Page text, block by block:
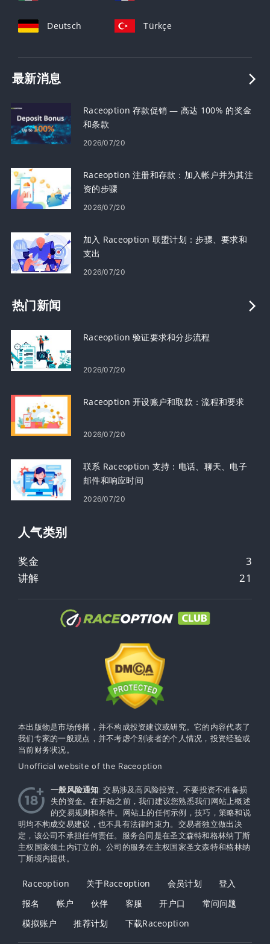
Deutsch Türkçe
最新消息
Raceoption 存款促销 — 高达 100% 的奖金
和条款
2026/07/20
Raceoption 注册和存款：加入帐户并为其注
资的步骤
2026/07/20
加入 Raceoption 联盟计划：步骤、要求和
支出
2026/07/20
热门新闻
Raceoption 验证要求和分步流程
2026/07/20
Raceoption 开设账户和取款：流程和要求
2026/07/20
联系 Raceoption 支持：电话、聊天、电子
邮件和响应时间
2026/07/20
人气类​​别
奖金
3
讲解
21
本出版物是市场传播，并不构成投资建议或研究。它的内容代表了
我们专家的一般观点，并不考虑个别读者的个人情况，投资经验或
当前财务状况。
Unofficial website of the Raceoption
一般风险通知: 交易涉及高风险投资。不要投资不准备损
失的资金。在开始之前，我们建议您熟悉我们网站上概述
的交易规则和条件。网站上的任何示例，技巧，策略和说
明均不构成交易建议，也不具有法律约束力。交易者独立做出决
定，该公司不承担任何责任。服务合同是在圣文森特和格林纳丁斯
主权国家领土内订立的。公司的服务在主权​​国家圣文森特和格林纳
丁斯境内提供。
Raceoption 关于Raceoption 会员计划
登入
报名
帐户 伙伴 客服 开户口
常问问题
模拟账户
推荐计划 下载Raceoption